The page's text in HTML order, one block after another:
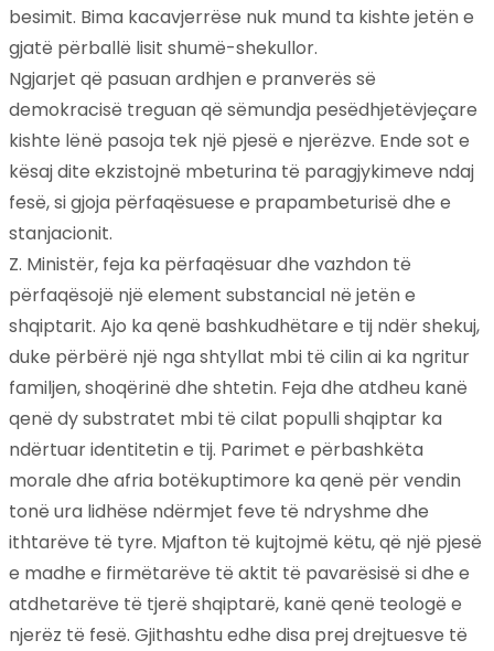
besimit. Bima kacavjerrëse nuk mund ta kishte jetën e
gjatë përballë lisit shumë-shekullor.
Ngjarjet që pasuan ardhjen e pranverës së
demokracisë treguan që sëmundja pesëdhjetëvjeçare
kishte lënë pasoja tek një pjesë e njerëzve. Ende sot e
kësaj dite ekzistojnë mbeturina të paragjykimeve ndaj
fesë, si gjoja përfaqësuese e prapambeturisë dhe e
stanjacionit.
Z. Ministër, feja ka përfaqësuar dhe vazhdon të
përfaqësojë një element substancial në jetën e
shqiptarit. Ajo ka qenë bashkudhëtare e tij ndër shekuj,
duke përbërë një nga shtyllat mbi të cilin ai ka ngritur
familjen, shoqërinë dhe shtetin. Feja dhe atdheu kanë
qenë dy substratet mbi të cilat populli shqiptar ka
ndërtuar identitetin e tij. Parimet e përbashkëta
morale dhe afria botëkuptimore ka qenë për vendin
tonë ura lidhëse ndërmjet feve të ndryshme dhe
ithtarëve të tyre. Mjafton të kujtojmë këtu, që një pjesë
e madhe e firmëtarëve të aktit të pavarësisë si dhe e
atdhetarëve të tjerë shqiptarë, kanë qenë teologë e
njerëz të fesë. Gjithashtu edhe disa prej drejtuesve të